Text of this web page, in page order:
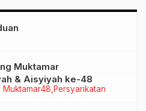
Muktamar48 Persyarikatan
Muktamar
& Aisyiyah ke-48